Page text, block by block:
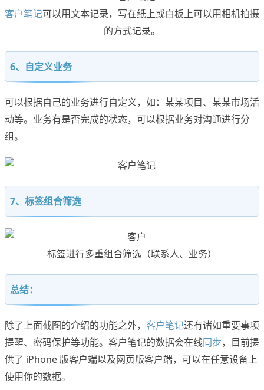
客户笔记可以用文本记录，写在纸上或白板上可以用相机拍摄
的方式记录。
6、自定义业务
可以根据自己的业务进行自定义，如：某某项目、某某市场活
动等。业务有是否完成的状态，可以根据业务对沟通进行分
组。
7、标签组合筛选
标签进行多重组合筛选（联系人、业务）
总结：
除了上面截图的介绍的功能之外， 客户笔记还有诸如重要事项
提醒、密码保护等功能。客户笔记的数据会在线同步，目前提
供了 iPhone 版客户端以及网页版客户端，可以在任意设备上
使用你的数据。